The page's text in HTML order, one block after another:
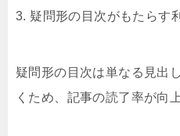
3. 疑問形の目次がもたらす
疑問形の目次は単なる見出
くため、記事の読了率が向